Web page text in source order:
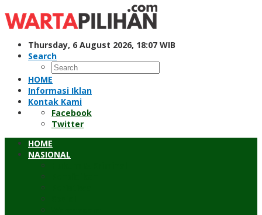
to
content
Thursday, 6 August 2026, 18:07 WIB
Search
HOME
Informasi Iklan
Kontak Kami
Facebook
Twitter
HOME
NASIONAL